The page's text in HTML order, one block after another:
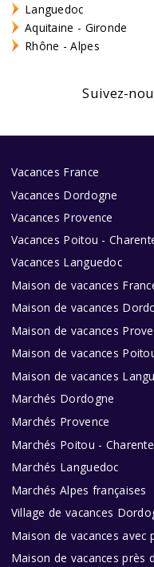
Languedoc
Aquitaine - Gironde
Rhône - Alpes
Suivez-
Vacances France
Vacances Dordogne
Vacances Provence
Vacances Poitou -
Vacances Languedoc
Maison de vacances
Maison de vacances
Maison de vacances
Maison de vacances
Maison de vacances
Marchés Dordogne
Marchés Provence
Marchés Poitou -
Marchés Languedoc
Marchés Alpes françaises
Village de vacances
Maison de vacances avec
Maison de vacances près